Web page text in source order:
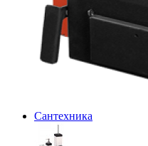
Сантехника